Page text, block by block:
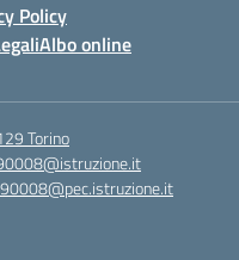
Policy
Albo online
Torino